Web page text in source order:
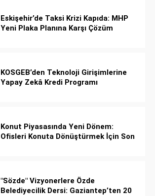
Eskişehir’de Taksi Krizi Kapıda: MHP
Yeni Plaka Planına Karşı Çözüm
KOSGEB’den Teknoloji Girişimlerine
Yapay Zekâ Kredi Programı
Konut Piyasasında Yeni Dönem:
Ofisleri Konuta Dönüştürmek İçin Son
"Sözde" Vizyonerlere Özde
Belediyecilik Dersi: Gaziantep’ten 20